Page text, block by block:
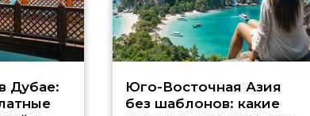
Дубае:
Юго-Восточная Азия
без шаблонов: какие